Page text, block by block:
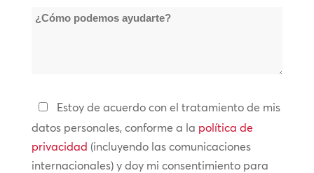
localidades
¿Cómo
Política
de
privacidad
*
Estoy de acuerdo con el tratamiento de mis
datos personales, conforme a la política de
privacidad (incluyendo las comunicaciones
internacionales) y doy mi consentimiento para